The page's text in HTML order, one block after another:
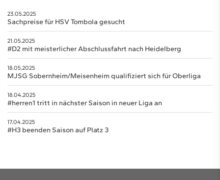
23.05.2025
Sachpreise für HSV Tombola gesucht
21.05.2025
#D2 mit meisterlicher Abschlussfahrt nach Heidelberg
18.05.2025
MJSG Sobernheim/Meisenheim qualifiziert sich für Oberliga
18.04.2025
#herren1 tritt in nächster Saison in neuer Liga an
17.04.2025
#H3 beenden Saison auf Platz 3